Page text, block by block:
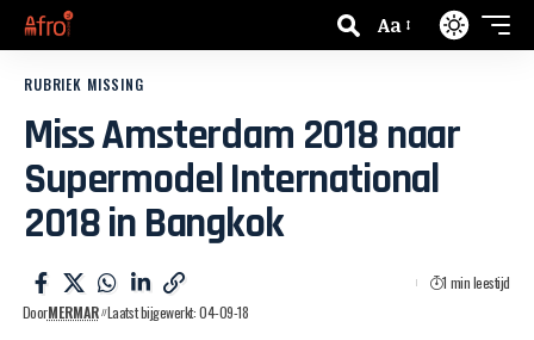
Aa
RUBRIEK MISSING
Miss Amsterdam 2018 naar
Supermodel International
2018 in Bangkok
DoorMERMAR Laatst bijgewerkt: 04-09-18
1 min leestijd